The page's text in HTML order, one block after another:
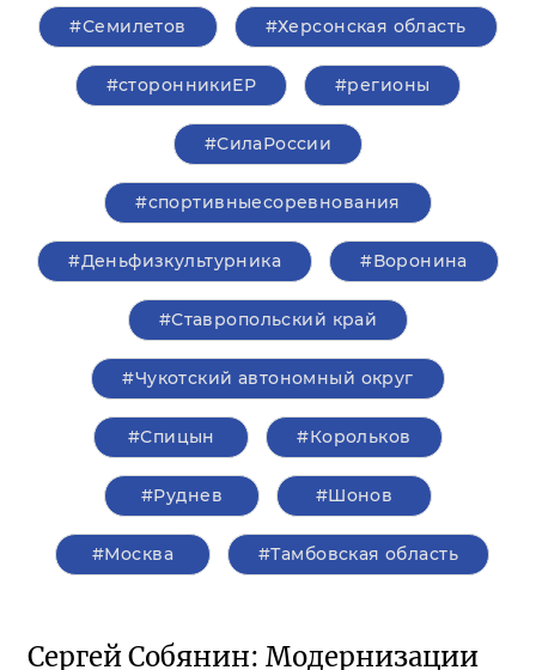
#Семилетов #Херсонская область
#сторонникиЕР #регионы
#СилаРоссии
#спортивныесоревнования
#Деньфизкультурника #Воронина
#Ставропольский край
#Чукотский автономный округ
#Спицын #Корольков
#Руднев #Шонов
#Москва #Тамбовская область
Сергей Собянин: Модернизации